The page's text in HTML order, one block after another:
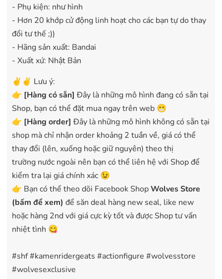
- Phụ kiện: như hình
- Hơn 20 khớp cử động linh hoạt cho các bạn tự do thay
đổi tư thế ;))
- Hãng sản xuất: Bandai
- Xuất xứ: Nhật Bản
✌️✌️ Lưu ý:
👉 [Hàng có sẵn] Đây là những mô hình đang có sẵn tại
Shop, bạn có thể đặt mua ngay trên web 😁
👉 [Hàng order] Đây là những mô hình không có sẵn tại
shop mà chỉ nhận order khoảng 2 tuần về, giá có thể
thay đổi (lên, xuống hoặc giữ nguyên) theo thị
trường nước ngoài nên bạn có thể liên hệ với Shop để
kiểm tra lại giá chính xác 😉
👉 Bạn có thể theo dõi Facebook ShopWolves Store
(bấm để xem) để săn deal hàng new seal, like new
hoặc hàng 2nd với giá cực kỳ tốt và được Shop tư vấn
nhiệt tình 😋
#shf #kamenridergeats #actionfigure #wolvesstore
#wolvesexclusive